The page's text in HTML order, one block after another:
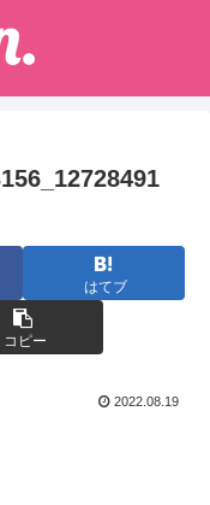
はてブ
コピー
2022.08.19